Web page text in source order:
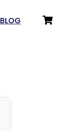
BLOG